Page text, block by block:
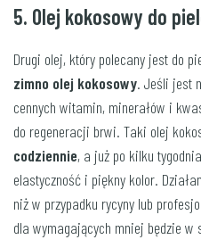
5. Olej kokosowy do
Drugi olej, który polecany jest do
zimno olej kokosowy. Jeśli jest
cennych witamin, minerałów i
do regeneracji brwi. Taki olej
codziennie, a już po kilku
elastyczność i piękny kolor.
niż w przypadku rycyny lub
dla wymagających mniej będzie w